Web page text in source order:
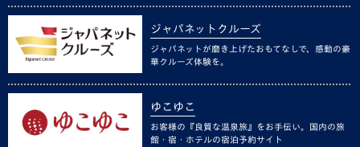
ジャパネットクルーズ
ジャパネットが磨き上げたおもてなしで、感動の豪
華クルーズ体験を。
ゆこゆこ
お客様の『良質な温泉旅』をお手伝い。国内の旅
館・宿・ホテルの宿泊予約サイト